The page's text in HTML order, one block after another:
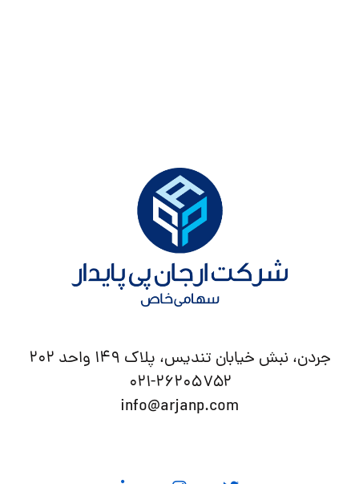
جردن، نبش خیابان تندیس، پلاک ۱۴۹ واحد ۲۰۲
۰۲۱-۲۶۲۰۵۷۵۲
info@arjanp.com